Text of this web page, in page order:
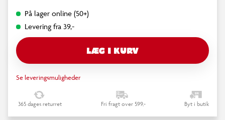
På lager online (50+)
Levering fra 39,-
LÆG I KURV
Se leveringsmuligheder
365 dages returret Fri fragt over 599,- Byt i butik